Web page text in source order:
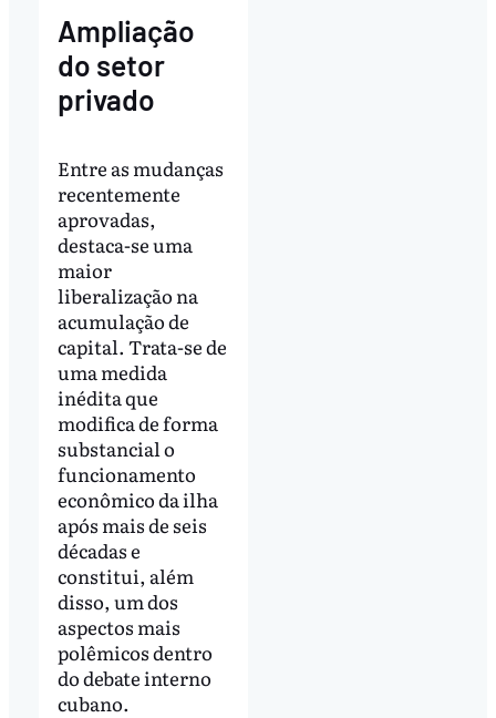
Ampliação
do setor
privado
Entre as mudanças
recentemente
aprovadas,
destaca-se uma
maior
liberalização na
acumulação de
capital. Trata-se de
uma medida
inédita que
modifica de forma
substancial o
funcionamento
econômico da ilha
após mais de seis
décadas e
constitui, além
disso, um dos
aspectos mais
polêmicos dentro
do debate interno
cubano.